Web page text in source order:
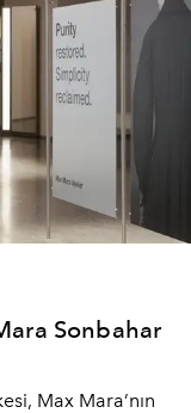
Sonbahar
Max Mara’nın